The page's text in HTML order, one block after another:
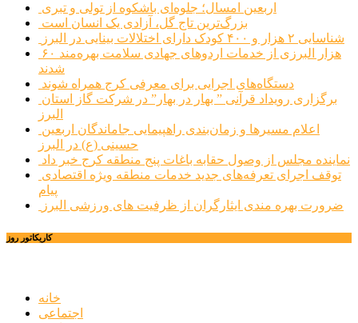
اربعین امسال؛ جلوه‌ای باشکوه از تولی و تبری
بزرگ‌ترین تاج گل، آزادی یک انسان است
شناسایی ۲ هزار و ۴۰۰ کودک دارای اختلالات بینایی در البرز
۶۰ هزار البرزی از خدمات اردوهای جهادی سلامت بهره‌مند
شدند
دستگاه‌های اجرایی برای معرفی کرج همراه شوند
البرز
حسینی (ع) در البرز
نماینده مجلس از وصول حقابه باغات پنج منطقه کرج خبر داد
پیام
ضرورت بهره مندی ایثارگران از ظرفیت های ورزشی البرز
کاریکاتور روز
خانه
اجتماعی